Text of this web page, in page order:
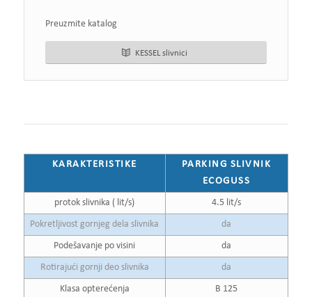
Preuzmite katalog
KESSEL slivnici
KARAKTERISTIKE
PARKING SLIVNIK
ECOGUSS
protok slivnika ( lit/s) 4.5 lit/s
Pokretljivost gornjeg dela slivnika da
Podešavanje po visini da
Rotirajući gornji deo slivnika da
Klasa opterećenja B 125